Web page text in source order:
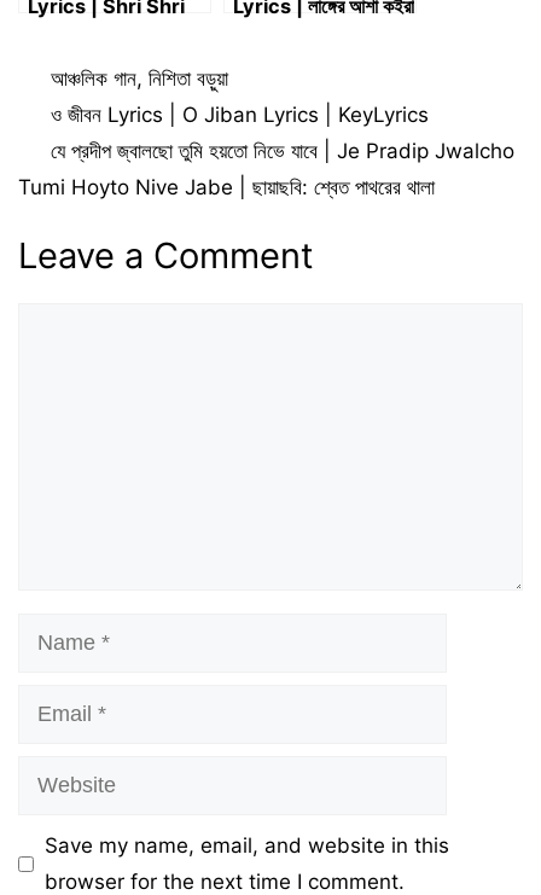
Lyrics | Shri Shri
Lyrics (রামদাস বাবাজী)
Lyrics | লাঙ্গের আশা কইরা
Categories
আঞ্চলিক গান,নিশিতা বড়ুয়া
ও জীবন Lyrics | O Jiban Lyrics | KeyLyrics
যে প্রদীপ জ্বালছো তুমি হয়তো নিভে যাবে | Je Pradip Jwalcho
Tumi Hoyto Nive Jabe | ছায়াছবি: শ্বেত পাথরের থালা
Leave a Comment
Name
Email
Website
Save my name, email, and website in this
browser for the next time I comment.